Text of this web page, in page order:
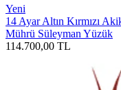
Yeni
14 Ayar Altın Kırmızı
Mührü Süleyman Yüzük
114.700,00 TL